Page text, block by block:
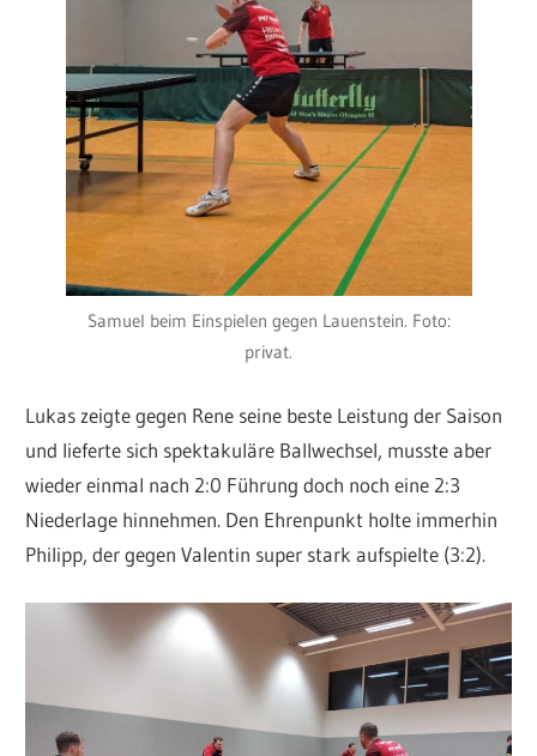
Samuel beim Einspielen gegen Lauenstein. Foto:
privat.
Lukas zeigte gegen Rene seine beste Leistung der Saison
und lieferte sich spektakuläre Ballwechsel, musste aber
wieder einmal nach 2:0 Führung doch noch eine 2:3
Niederlage hinnehmen. Den Ehrenpunkt holte immerhin
Philipp, der gegen Valentin super stark aufspielte (3:2).